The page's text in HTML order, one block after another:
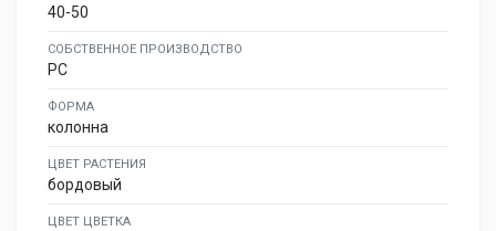
40-50
СОБСТВЕННОЕ ПРОИЗВОДСТВО
PC
ФОРМА
колонна
ЦВЕТ РАСТЕНИЯ
бордовый
ЦВЕТ ЦВЕТКА